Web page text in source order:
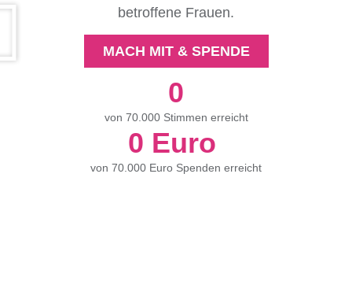
betroffene Frauen.
MACH MIT & SPENDE
von 70.000 Stimmen erreicht
0
von 70.000 Euro Spenden erreicht
0 Euro